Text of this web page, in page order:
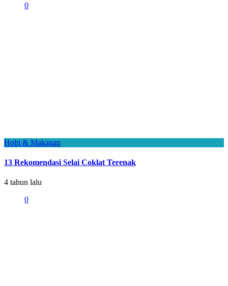
0
Hobi & Makanan
13 Rekomendasi Selai Coklat Terenak
4 tahun lalu
0